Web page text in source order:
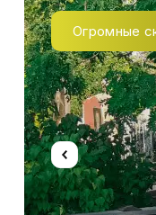
Огромные